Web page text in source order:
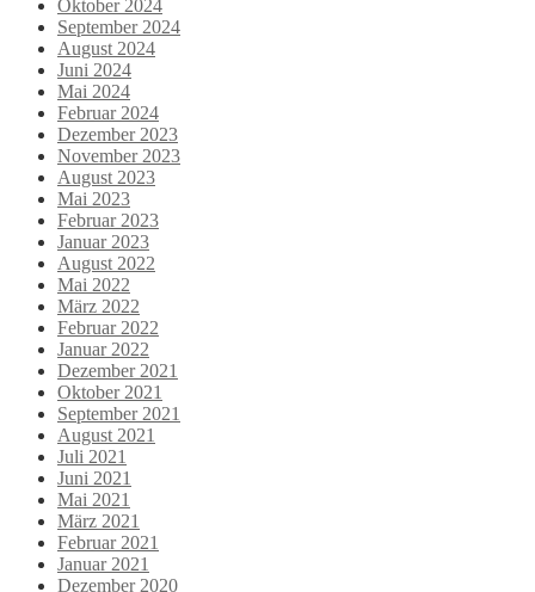
Oktober 2024
September 2024
August 2024
Juni 2024
Mai 2024
Februar 2024
Dezember 2023
November 2023
August 2023
Mai 2023
Februar 2023
Januar 2023
August 2022
Mai 2022
März 2022
Februar 2022
Januar 2022
Dezember 2021
Oktober 2021
September 2021
August 2021
Juli 2021
Juni 2021
Mai 2021
März 2021
Februar 2021
Januar 2021
Dezember 2020